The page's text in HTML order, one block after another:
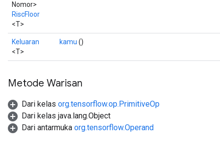
Nomor>
RiscFloor
<T>
Keluaran
<T>
kamu ()
Metode Warisan
Dari kelas org.tensorflow.op.PrimitiveOp
Dari kelas java.lang.Object
Dari antarmuka org.tensorflow.Operand